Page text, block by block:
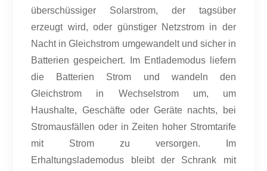
überschüssiger Solarstrom, der tagsüber
erzeugt wird, oder günstiger Netzstrom in der
Nacht in Gleichstrom umgewandelt und sicher in
Batterien gespeichert. Im Entlademodus liefern
die Batterien Strom und wandeln den
Gleichstrom in Wechselstrom um, um
Haushalte, Geschäfte oder Geräte nachts, bei
Stromausfällen oder in Zeiten hoher Stromtarife
mit Strom zu versorgen. Im
Erhaltungslademodus bleibt der Schrank mit